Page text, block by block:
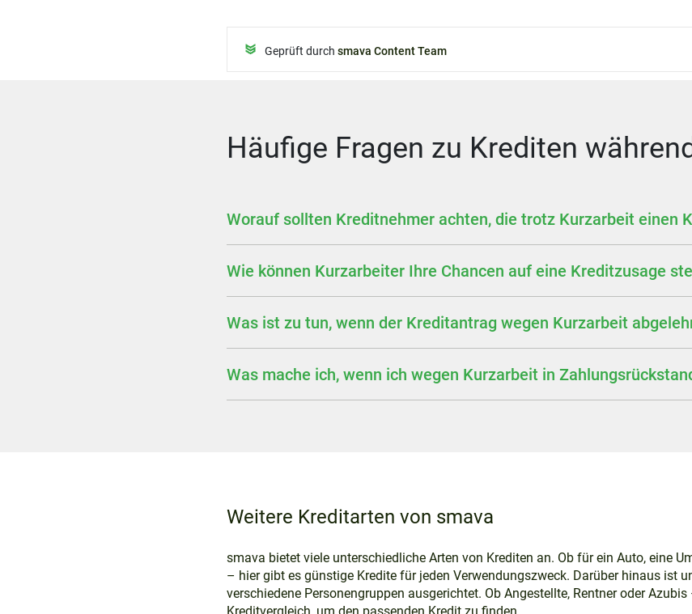
Geprüft durch smava Content Team
Häufige Fragen zu Krediten
Worauf sollten Kreditnehmer achten, die trotz Kurzarbeit einen
Wie können Kurzarbeiter Ihre Chancen auf eine Kreditzusage
Was ist zu tun, wenn der Kreditantrag wegen Kurzarbeit
Was mache ich, wenn ich wegen Kurzarbeit in
Weitere Kreditarten von smava
smava bietet viele unterschiedliche Arten von Krediten an. Ob für ein Auto, eine
– hier gibt es günstige Kredite für jeden Verwendungszweck. Darüber hinaus ist
verschiedene Personengruppen ausgerichtet. Ob Angestellte, Rentner oder